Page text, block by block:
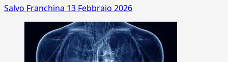
Salvo Franchina 13 Febbraio 2026